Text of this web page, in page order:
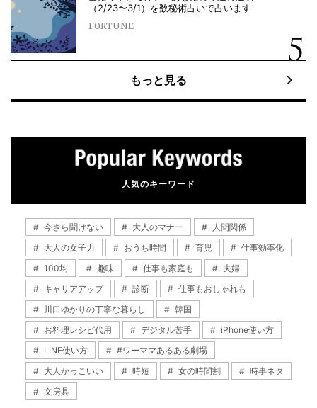
（2/23〜3/1）を数秘術占いで占います
FORTUNE
もっと見る
人気のキーワード
今さら聞けない 大人のマナー
人間関係
大人の女子力
おうち時間 育児
仕事効率化
100均
趣味 仕事も家庭も
夫婦
キャリアアップ
診断
仕事もおしゃれも
川口ゆかりの丁寧な暮らし
韓国
お料理レシピ代用
デジタル苦手
iPhone使い方
LINE使い方
#ワーママあるある劇場
大人かっこいい
時短 女の時間割
時事ネタ
文房具